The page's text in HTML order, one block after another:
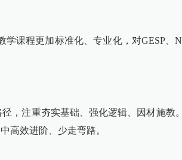
课程更加标准化、专业化，对GESP、
，注重夯实基础、强化逻辑、因材施教
高效进阶、少走弯路。